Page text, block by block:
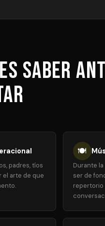
saber
padres, tíos
el arte de que
🍽️
Durante
ser de
repertorio